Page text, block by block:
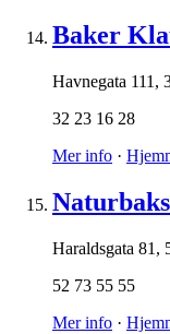
Baker
Havnegata 111 ,
32 23 16 28
Mer info ·
Haraldsgata 81 ,
52 73 55 55
Mer info ·